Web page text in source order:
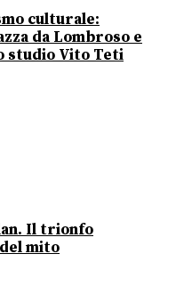
culturale:
da Lombroso e
studio Vito Teti
Il trionfo
mito